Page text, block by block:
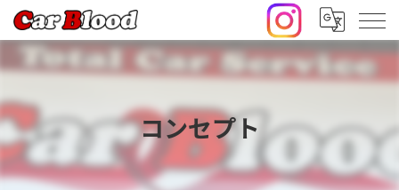
コンセプト